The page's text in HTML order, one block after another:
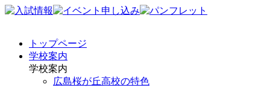
トップページ
学校案内
学校案内
広島桜が丘高校の特色